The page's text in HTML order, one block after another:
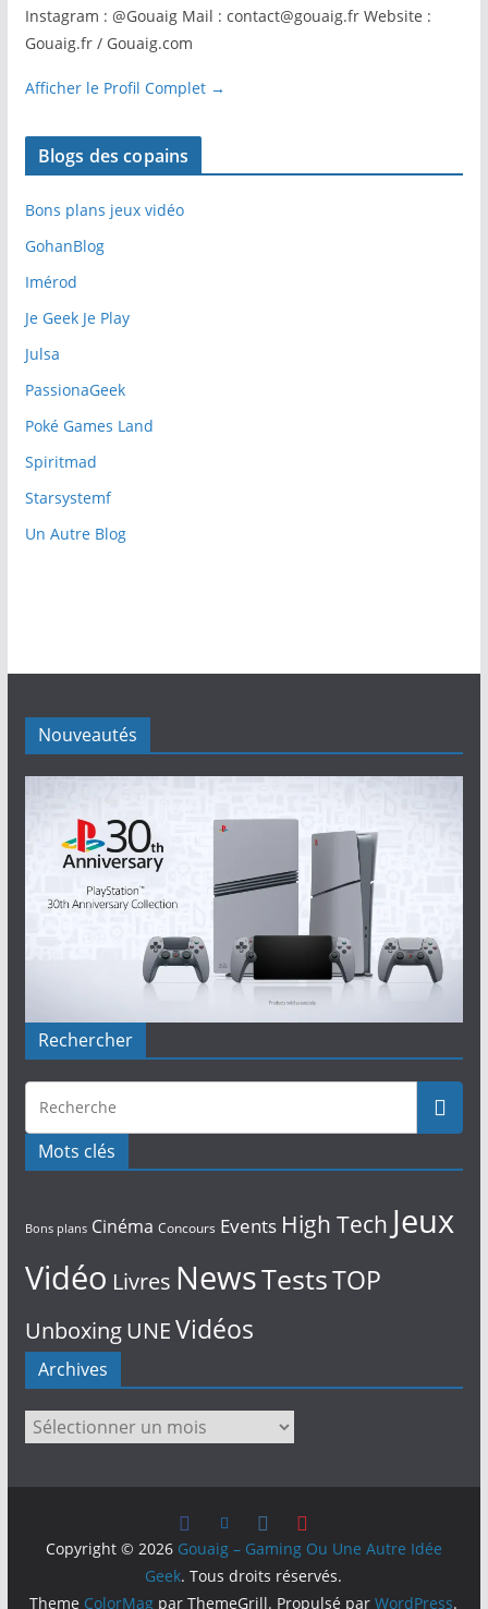
Instagram : @Gouaig Mail : contact@gouaig.fr Website :
Gouaig.fr / Gouaig.com
Afficher le Profil Complet →
Blogs des copains
Bons plans jeux vidéo
GohanBlog
Imérod
Je Geek Je Play
Julsa
PassionaGeek
Poké Games Land
Spiritmad
Starsystemf
Un Autre Blog
Nouveautés
Rechercher
Mots clés
Bons plans Cinéma Concours Events High Tech Jeux
Vidéo Livres NewsTestsTOP
UnboxingUNEVidéos
Archives
Archives
Copyright © 2026 Gouaig – Gaming Ou Une Autre Idée
Geek. Tous droits réservés.
Theme ColorMag par ThemeGrill. Propulsé parWordPress.